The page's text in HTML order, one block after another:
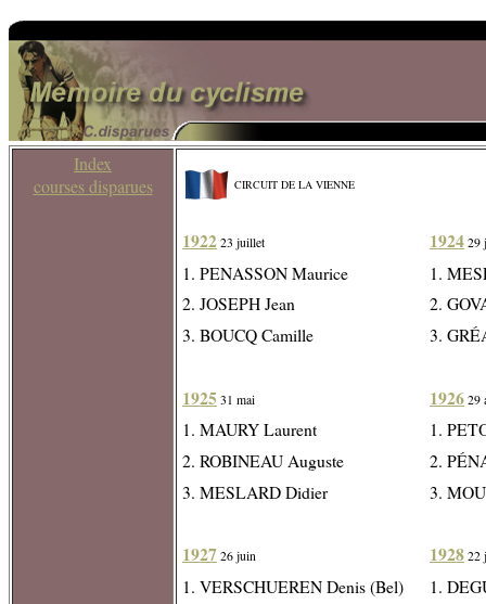
Index
courses disparues
CIRCUIT DE LA VIENNE
1922 23 juillet
1. PENASSON Maurice
2. JOSEPH Jean
3. BOUCQ Camille
1925 31 mai
1. MAURY Laurent
2. ROBINEAU Auguste
3. MESLARD Didier
1927 26 juin
1. VERSCHUEREN Denis (Bel)
1924 29
1.
2.
3.
1926 29
1.
2.
3.
1928 22
1.